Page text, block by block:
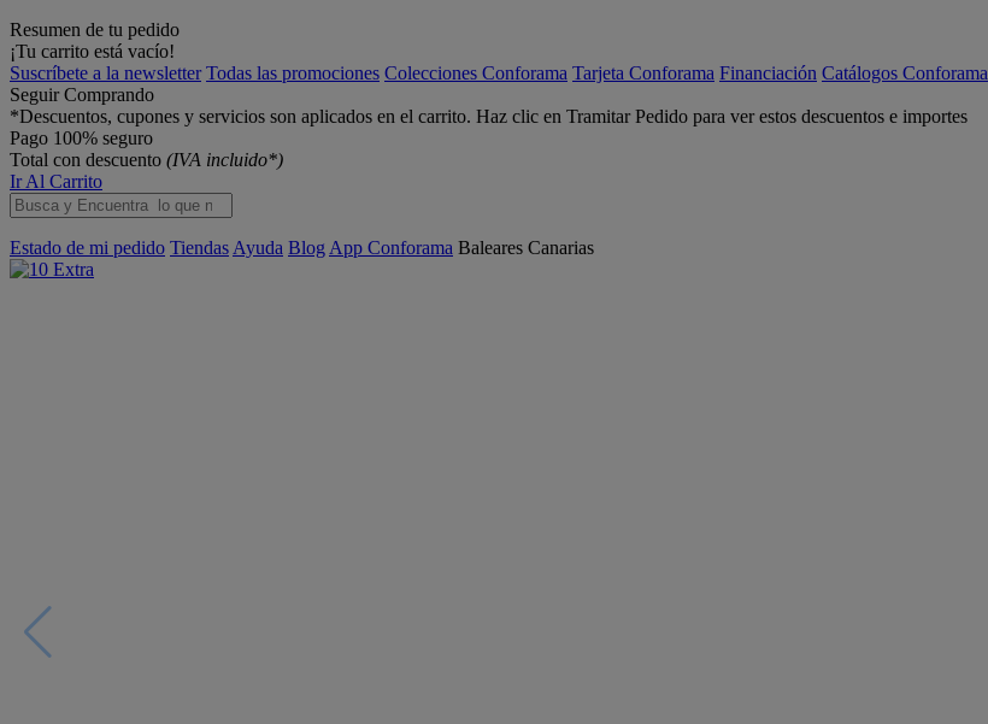
Resumen de tu pedido
¡Tu carrito está vacío!
Suscríbete a la newsletter Todas las promociones Colecciones Conforama Tarjeta Conforama Financiación Catálogos Conforama
Seguir Comprando
*Descuentos, cupones y servicios son aplicados en el carrito. Haz clic en Tramitar Pedido para ver estos descuentos e importes
Pago 100% seguro
Total con descuento (IVA incluido*)
Ir Al Carrito
Estado de mi pedido Tiendas Ayuda Blog App Conforama Baleares Canarias